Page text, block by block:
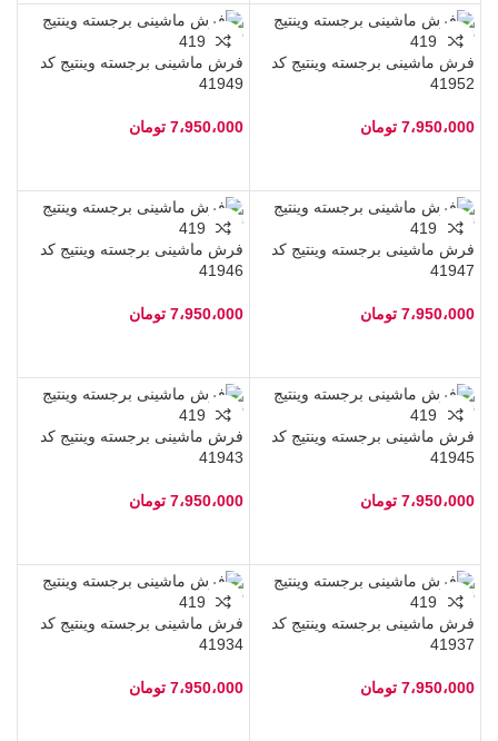
فرش ماشینی برجسته وینتیج کد
41952
7،950،000 تومان
فرش ماشینی برجسته وینتیج کد
41949
7،950،000 تومان
فرش ماشینی برجسته وینتیج کد
41947
7،950،000 تومان
فرش ماشینی برجسته وینتیج کد
41946
7،950،000 تومان
فرش ماشینی برجسته وینتیج کد
41945
7،950،000 تومان
فرش ماشینی برجسته وینتیج کد
41943
7،950،000 تومان
فرش ماشینی برجسته وینتیج کد
41937
7،950،000 تومان
فرش ماشینی برجسته وینتیج کد
41934
7،950،000 تومان